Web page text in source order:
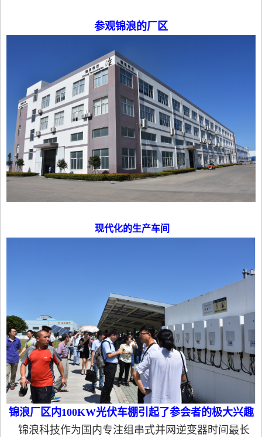
参观锦浪的厂区
现代化的生产车间
锦浪厂区内100KW光伏车棚引起了参会者的极大兴趣
锦浪科技作为国内专注组串式并网逆变器时间最长